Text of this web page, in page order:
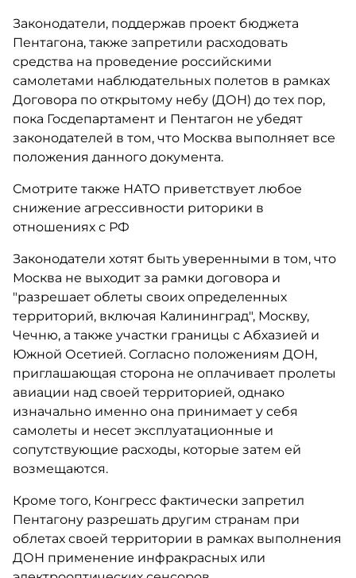
Законодатели, поддержав проект бюджета
Пентагона, также запретили расходовать
средства на проведение российскими
самолетами наблюдательных полетов в рамках
Договора по открытому небу (ДОН) до тех пор,
пока Госдепартамент и Пентагон не убедят
законодателей в том, что Москва выполняет все
положения данного документа.
Смотрите также НАТО приветствует любое
снижение агрессивности риторики в
отношениях с РФ
Законодатели хотят быть уверенными в том, что
Москва не выходит за рамки договора и
"разрешает облеты своих определенных
территорий, включая Калининград", Москву,
Чечню, а также участки границы с Абхазией и
Южной Осетией. Согласно положениям ДОН,
приглашающая сторона не оплачивает пролеты
авиации над своей территорией, однако
изначально именно она принимает у себя
самолеты и несет эксплуатационные и
сопутствующие расходы, которые затем ей
возмещаются.
Кроме того, Конгресс фактически запретил
Пентагону разрешать другим странам при
облетах своей территории в рамках выполнения
ДОН применение инфракрасных или